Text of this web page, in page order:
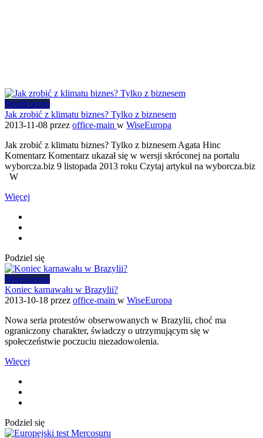
WiseEuropa
Jak zrobić z klimatu biznes? Tylko z biznesem
2013-11-08 przez office-main w WiseEuropa
Jak zrobić z klimatu biznes? Tylko z biznesem Agata Hinc
Komentarz Komentarz ukazał się w wersji skróconej na portalu
wyborcza.biz 9 listopada 2013 roku Czytaj artykuł na wyborcza.biz
W
Więcej
Podziel się
WiseEuropa
Koniec karnawału w Brazylii?
2013-10-18 przez office-main w WiseEuropa
Nowa seria protestów obserwowanych w Brazylii, choć ma
ograniczony charakter, świadczy o utrzymującym się w
społeczeństwie poczuciu niezadowolenia.
Więcej
Podziel się